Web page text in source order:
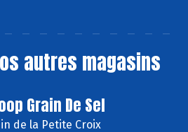
autres magasins
Grain De Sel
de la Petite Croix